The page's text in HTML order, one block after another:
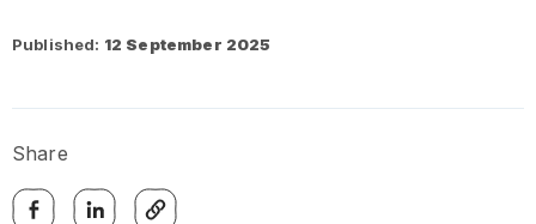
Published: 12 September 2025
Share